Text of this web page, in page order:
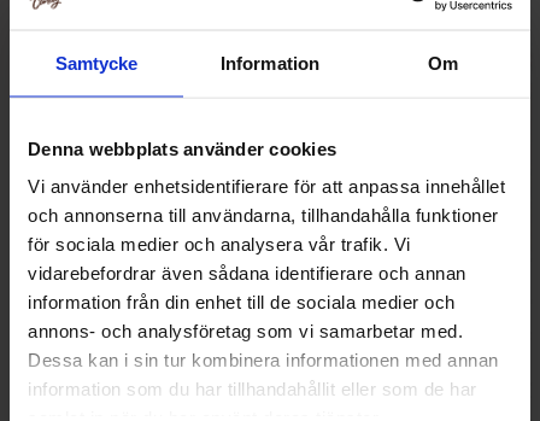
Samtycke Information Om
Denna webbplats använder cookies
Vi använder enhetsidentifierare för att anpassa innehållet
och annonserna till användarna, tillhandahålla funktioner
för sociala medier och analysera vår trafik. Vi
vidarebefordrar även sådana identifierare och annan
information från din enhet till de sociala medier och
annons- och analysföretag som vi samarbetar med.
Dessa kan i sin tur kombinera informationen med annan
information som du har tillhandahållit eller som de har
OLW Cheez Doodles Maxibag 450g
56.69 kr
OLW Cheez